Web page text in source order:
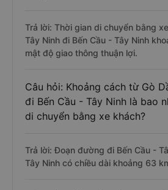
Trả lời: Thời gian di chuyển bằng
Tây Ninh đi Bến Cầu - Tây Ninh
mật độ giao thông thuận lợi.
Câu hỏi: Khoảng cách từ Gò
đi Bến Cầu - Tây Ninh là bao
di chuyển bằng xe khách?
Trả lời: Đoạn đường đi Bến Cầu -
Tây Ninh có chiều dài khoảng 63